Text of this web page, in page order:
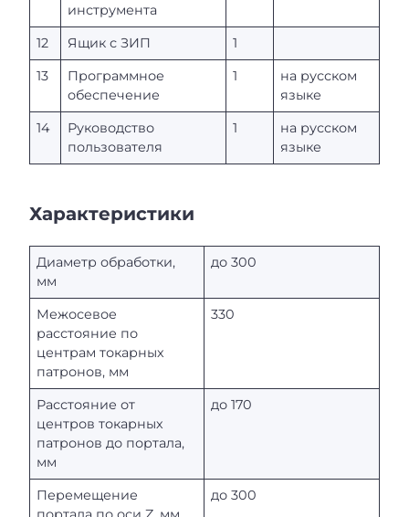
инструмента
12 Ящик с ЗИП
1
13
Программное
обеспечение
1
на русском
языке
14
Руководство
пользователя
1
на русском
языке
Характеристики
Диаметр обработки,
мм
до 300
Межосевое
расстояние по
центрам токарных
патронов, мм
330
Расстояние от
центров токарных
патронов до портала,
мм
до 170
Перемещение
до 300